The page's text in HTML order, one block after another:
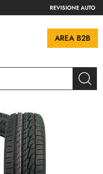
REVISIONE AUTO
AREA B2B